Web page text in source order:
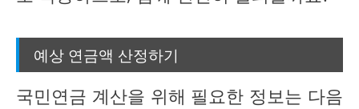
예상 연금액 산정하기
국민연금 계산을 위해 필요한 정보는 다음